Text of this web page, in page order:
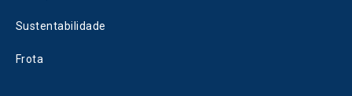
Sustentabilidade
Frota